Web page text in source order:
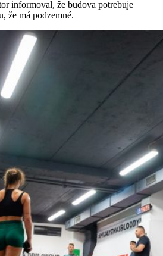
informoval, že budova potrebuje
že má podzemné.